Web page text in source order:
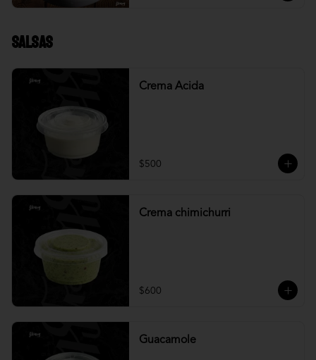
Salsas
Crema Acida
$500
Crema chimichurri
$600
Guacamole